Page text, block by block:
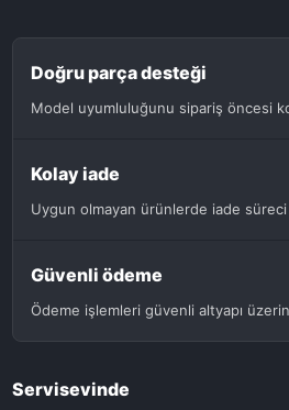
Doğru parça desteği
Model uyumluluğunu sipariş öncesi
Kolay iade
Uygun olmayan ürünlerde iade
Güvenli ödeme
Ödeme işlemleri güvenli altyapı
Servisevinde